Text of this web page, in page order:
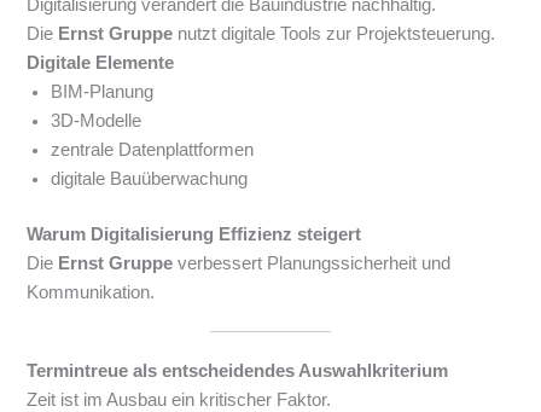
Digitalisierung verändert die Bauindustrie nachhaltig.
Die Ernst Gruppe nutzt digitale Tools zur Projektsteuerung.
Digitale Elemente
BIM-Planung
3D-Modelle
zentrale Datenplattformen
digitale Bauüberwachung
Warum Digitalisierung Effizienz steigert
Die Ernst Gruppe verbessert Planungssicherheit und
Kommunikation.
Termintreue als entscheidendes Auswahlkriterium
Zeit ist im Ausbau ein kritischer Faktor.